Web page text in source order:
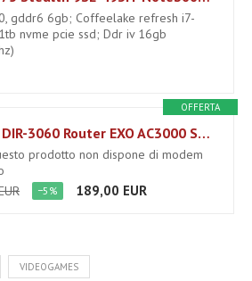
gddr6 6gb; Coffeelake refresh i7-
nvme pcie ssd; Ddr iv 16gb
OFFERTA
D-Link DIR-3060 Router EXO AC3000 Smart Mesh Wi-Fi, McAfee Integrato, Processore Dual-core, 4 Gigabit LAN, 1 USB 2.0, 1 USB 3.0
prodotto non dispone di modem
−5% 189,00 EUR
VIDEOGAMES